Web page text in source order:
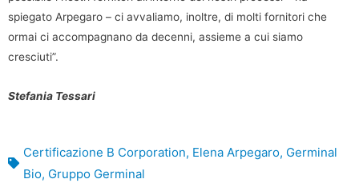
spiegato Arpegaro – ci avvaliamo, inoltre, di molti fornitori che
ormai ci accompagnano da decenni, assieme a cui siamo
cresciuti”.
Stefania Tessari
Certificazione B Corporation, Elena Arpegaro, Germinal
Bio, Gruppo Germinal